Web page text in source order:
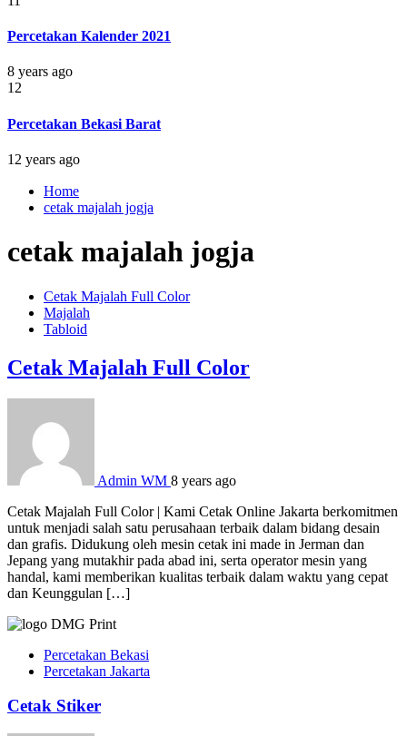
Percetakan Kalender 2021
8 years ago
12
Percetakan Bekasi Barat
12 years ago
Home
cetak majalah jogja
cetak majalah jogja
Cetak Majalah Full Color
Majalah
Tabloid
Cetak Majalah Full Color
Admin WM 8 years ago
Cetak Majalah Full Color | Kami Cetak Online Jakarta berkomitmen
untuk menjadi salah satu perusahaan terbaik dalam bidang desain
dan grafis. Didukung oleh mesin cetak ini made in Jerman dan
Jepang yang mutakhir pada abad ini, serta operator mesin yang
handal, kami memberikan kualitas terbaik dalam waktu yang cepat
dan Keunggulan […]
Percetakan Bekasi
Percetakan Jakarta
Cetak Stiker